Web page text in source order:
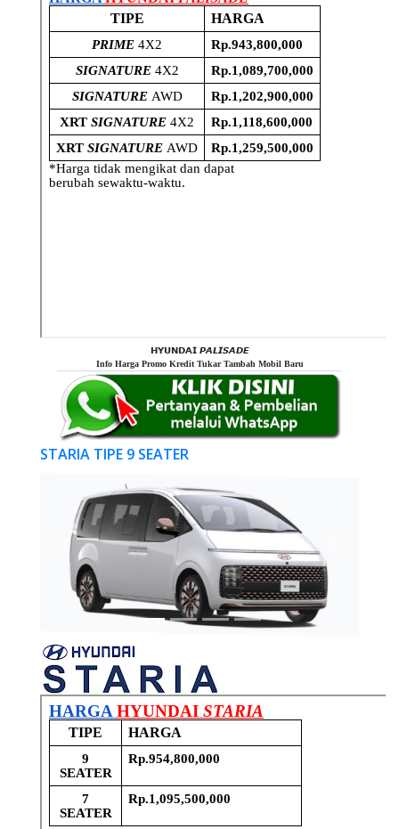
𝗛𝗬𝗨𝗡𝗗𝗔𝗜 𝙋𝘼𝙇𝙄𝙎𝘼𝘿𝙀
Info Harga Promo Kredit Tukar Tambah Mobil Baru
STARIA TIPE 9 SEATER
Previous